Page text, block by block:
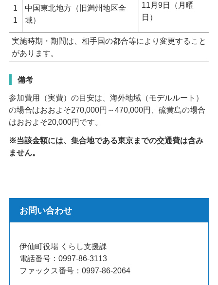
1
1
中国東北地方（旧満州地区全
域）
11月9日（月曜
日）
実施時期・期間は、相手国の都合等により変更すること
があります。
備考
参加費用（実費）の目安は、海外地域（モデルルート）
の場合はおおよそ270,000円～470,000円、硫黄島の場合
はおおよそ20,000円です。
※当該金額には、集合地である東京までの交通費は含み
ません。
お問い合わせ
伊仙町役場 くらし支援課
電話番号：0997-86-3113
ファックス番号：0997-86-2064